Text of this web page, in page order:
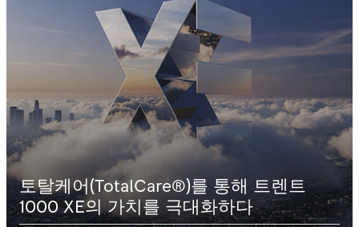
토탈케어(TotalCare®)를 통해 트렌트
1000 XE의 가치를 극대화하다